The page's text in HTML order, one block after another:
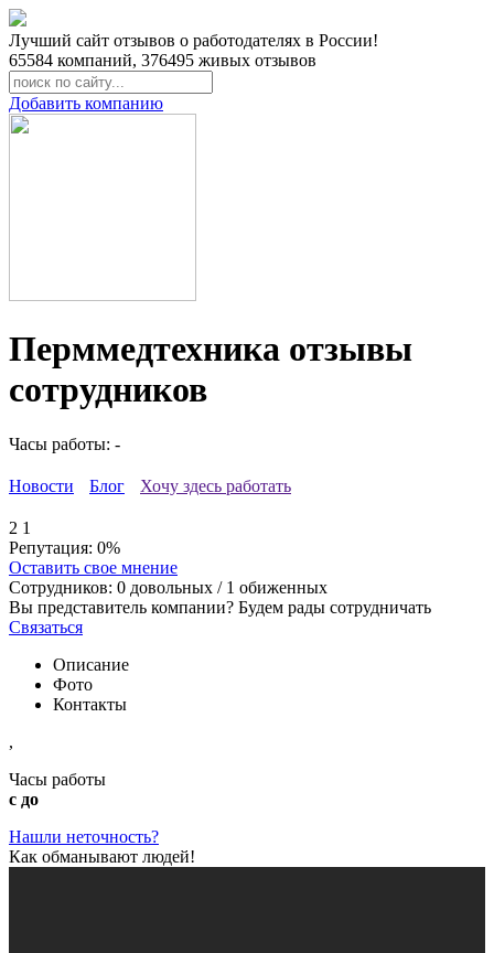
Лучший сайт отзывов о работодателях в России!
65584 компаний, 376495 живых отзывов
Добавить компанию
Перммедтехника отзывы
сотрудников
Часы работы: -
Новости Блог Хочу здесь работать
2 1
Репутация: 0%
Оставить свое мнение
Сотрудников: 0 довольных / 1 обиженных
Вы представитель компании? Будем рады сотрудничать
Связаться
Описание
Фото
Контакты
,
Часы работы
с до
Нашли неточность?
Как обманывают людей!